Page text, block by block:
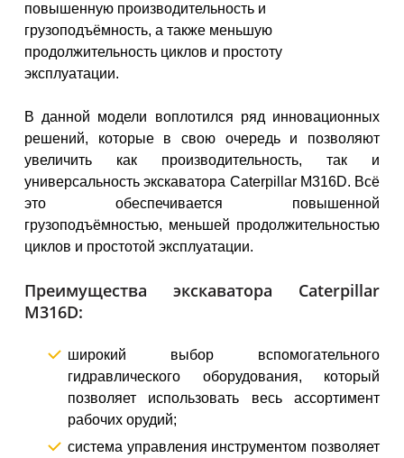
повышенную производительность и
грузоподъёмность, а также меньшую
продолжительность циклов и простоту
эксплуатации.
В данной модели воплотился ряд инновационных
решений, которые в свою очередь и позволяют
увеличить как производительность, так и
универсальность экскаватора Caterpillar M316D. Всё
это обеспечивается повышенной
грузоподъёмностью, меньшей продолжительностью
циклов и простотой эксплуатации.
Преимущества экскаватора Caterpillar
M316D:
широкий выбор вспомогательного
гидравлического оборудования, который
позволяет использовать весь ассортимент
рабочих орудий;
система управления инструментом позволяет